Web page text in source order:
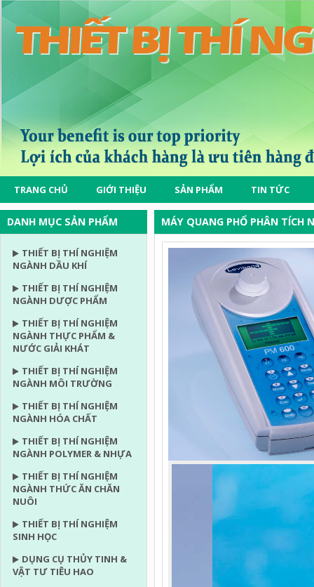
TRANG CHỦ GIỚI THIỆU SẢN PHẨM TIN TỨC
DANH MỤC SẢN PHẨM
THIẾT BỊ THÍ NGHIỆM
NGÀNH DẦU KHÍ
THIẾT BỊ THÍ NGHIỆM
NGÀNH DƯỢC PHẨM
THIẾT BỊ THÍ NGHIỆM
NGÀNH THỰC PHẨM &
NƯỚC GIẢI KHÁT
THIẾT BỊ THÍ NGHIỆM
NGÀNH MÔI TRƯỜNG
THIẾT BỊ THÍ NGHIỆM
NGÀNH HÓA CHẤT
THIẾT BỊ THÍ NGHIỆM
NGÀNH POLYMER & NHỰA
THIẾT BỊ THÍ NGHIỆM
NGÀNH THỨC ĂN CHĂN
NUÔI
THIẾT BỊ THÍ NGHIỆM
SINH HỌC
DỤNG CỤ THỦY TINH &
VẬT TƯ TIÊU HAO
MÁY QUANG PHỔ PHÂN TÍCH